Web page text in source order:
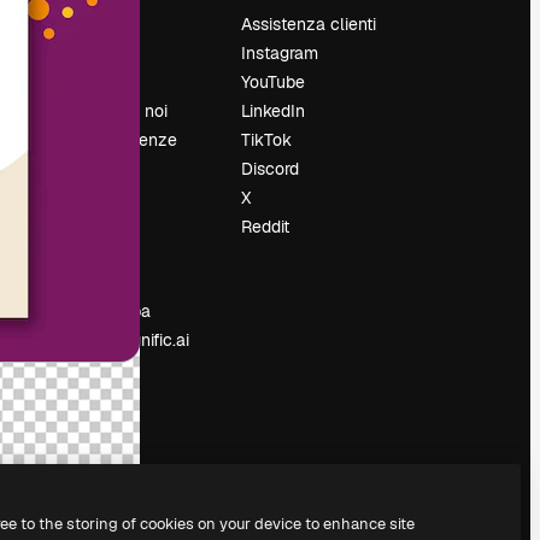
Prezzi
Lavora con noi
Cerca tendenze
Sala stampa
Cerchi magnific.ai
Assistenza clienti
Instagram
YouTube
LinkedIn
TikTok
Discord
X
Reddit
to the storing of cookies on your device to enhance site